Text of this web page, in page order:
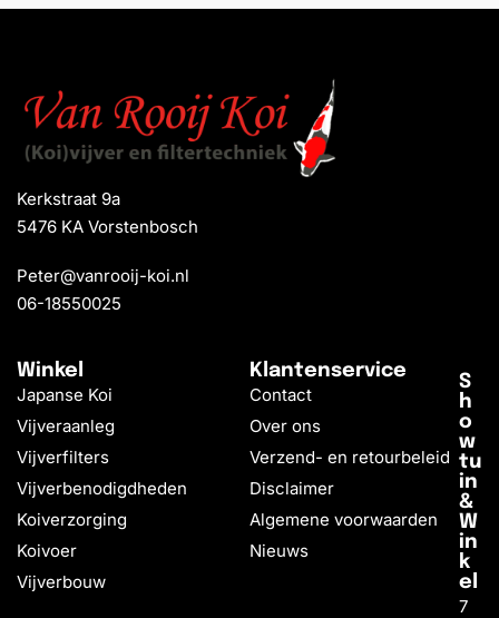
Kerkstraat 9a
5476 KA Vorstenbosch
Peter@vanrooij-koi.nl
06-18550025
Winkel
Japanse Koi
Vijveraanleg
Vijverfilters
Vijverbenodigdheden
Koiverzorging
Koivoer
Vijverbouw
Klantenservice
Contact
Over ons
Verzend- en retourbeleid
Disclaimer
Algemene voorwaarden
Nieuws
S
h
o
w
tu
in
&
W
in
k
el
7